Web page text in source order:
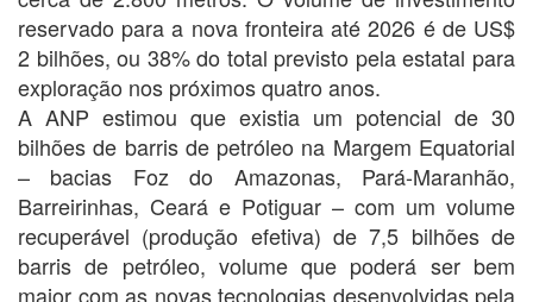
reservado para a nova fronteira até 2026 é de US$
2 bilhões, ou 38% do total previsto pela estatal para
exploração nos próximos quatro anos.
A ANP estimou que existia um potencial de 30
bilhões de barris de petróleo na Margem Equatorial
– bacias Foz do Amazonas, Pará-Maranhão,
Barreirinhas, Ceará e Potiguar – com um volume
recuperável (produção efetiva) de 7,5 bilhões de
barris de petróleo, volume que poderá ser bem
maior com as novas tecnologias desenvolvidas pela